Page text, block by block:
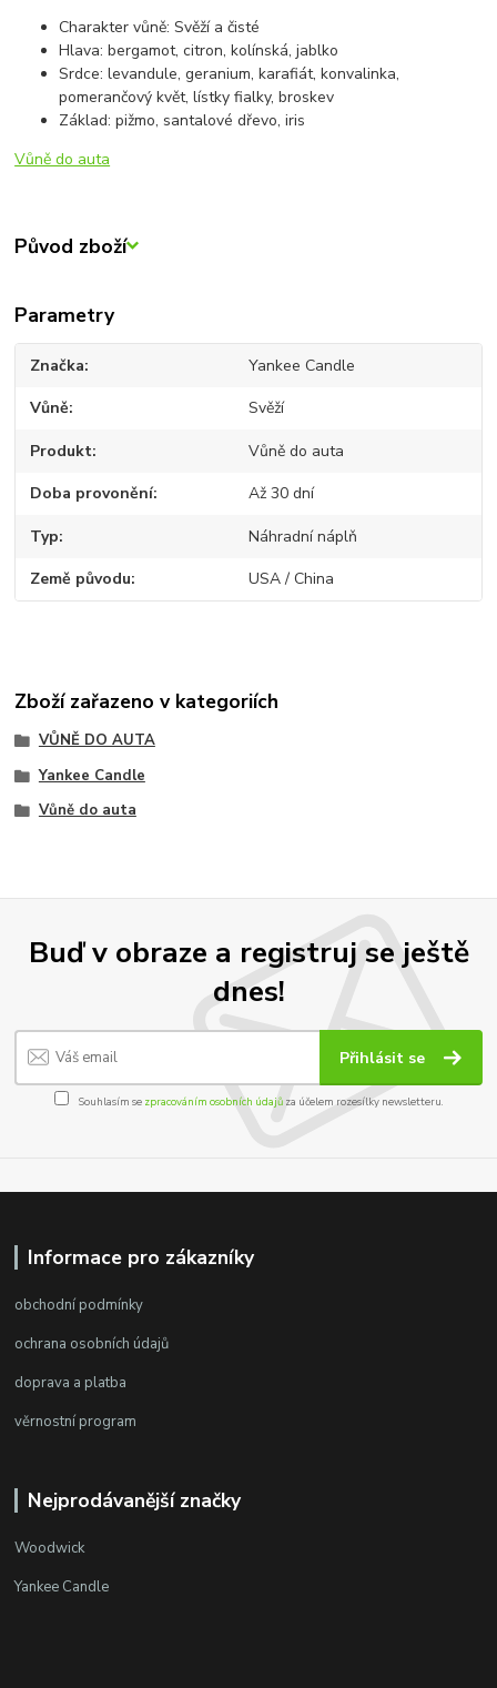
Charakter vůně: Svěží a čisté
Hlava: bergamot, citron, kolínská, jablko
Srdce: levandule, geranium, karafiát, konvalinka,
pomerančový květ, lístky fialky, broskev
Základ: pižmo, santalové dřevo, iris
Vůně do auta
Původ zboží
Parametry
Značka Yankee Candle
Vůně Svěží
Produkt Vůně do auta
Doba provonění Až 30 dní
Typ Náhradní náplň
Země původu USA / China
Zboží zařazeno v kategoriích
VŮNĚ DO AUTA
Yankee Candle
Vůně do auta
Buď v obraze a registruj se ještě
dnes!
Přihlásit se
Souhlasím se zpracováním osobních údajůza účelem rozesílky newsletteru.
Informace pro zákazníky
obchodní podmínky
ochrana osobních údajů
doprava a platba
věrnostní program
Nejprodávanější značky
Woodwick
Yankee Candle